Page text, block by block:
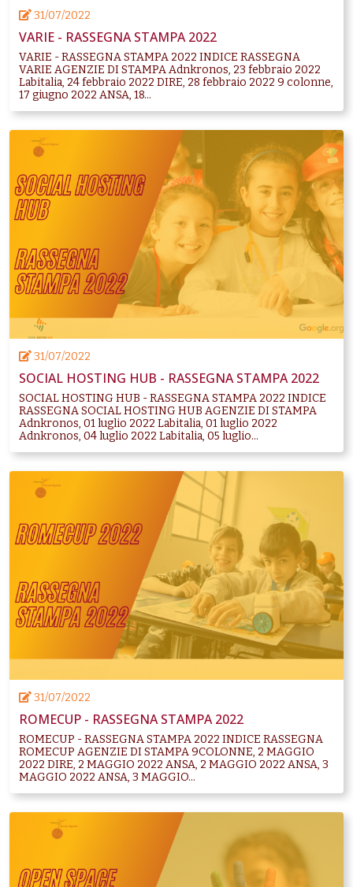
31/07/2022
VARIE - RASSEGNA STAMPA 2022
VARIE - RASSEGNA STAMPA 2022 INDICE RASSEGNA
VARIE AGENZIE DI STAMPA Adnkronos, 23 febbraio 2022
Labitalia, 24 febbraio 2022 DIRE, 28 febbraio 2022 9 colonne,
17 giugno 2022 ANSA, 18...
31/07/2022
SOCIAL HOSTING HUB - RASSEGNA STAMPA 2022
SOCIAL HOSTING HUB - RASSEGNA STAMPA 2022 INDICE
RASSEGNA SOCIAL HOSTING HUB AGENZIE DI STAMPA
Adnkronos, 01 luglio 2022 Labitalia, 01 luglio 2022
Adnkronos, 04 luglio 2022 Labitalia, 05 luglio...
31/07/2022
ROMECUP - RASSEGNA STAMPA 2022
ROMECUP - RASSEGNA STAMPA 2022 INDICE RASSEGNA
ROMECUP AGENZIE DI STAMPA 9COLONNE, 2 MAGGIO
2022 DIRE, 2 MAGGIO 2022 ANSA, 2 MAGGIO 2022 ANSA, 3
MAGGIO 2022 ANSA, 3 MAGGIO...